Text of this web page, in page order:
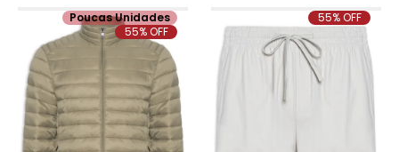
Poucas Unidades
55% OFF
55% OFF